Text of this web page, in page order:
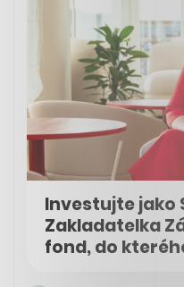
Investujte jako
Zakladatelka
fond, do